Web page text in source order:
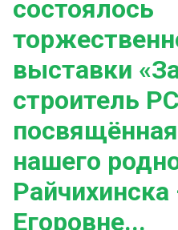
состоялось
выставки
строитель
нашего
Егоровне...